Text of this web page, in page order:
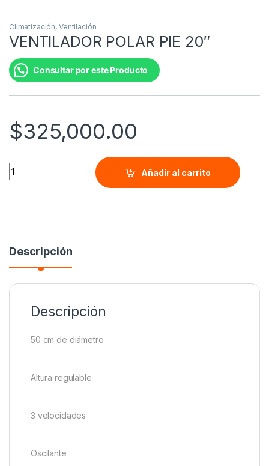
Climatización, Ventilación
VENTILADOR POLAR PIE 20″
Consultar por este Producto
$325,000.00
VENTILADOR POLAR PIE 20" quantity
Añadir al carrito
Descripción
Descripción
50 cm de diámetro
Altura regulable
3 velocidades
Oscilante